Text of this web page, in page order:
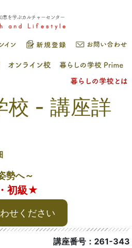
校 - 講座詳
勢へ～
初級★
せください
講座番号：261-343